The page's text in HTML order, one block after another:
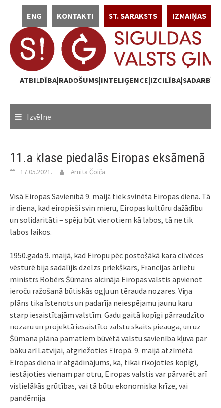
content
IZMAIŅAS
ST. SARAKSTS
KONTAKTI
ENG
Izvēlne
11.a klase piedalās Eiropas eksāmenā
17.05.2021. Arnita Čoiča
Visā Eiropas Savienībā 9. maijā tiek svinēta Eiropas diena. Tā
ir diena, kad eiropieši svin mieru, Eiropas kultūru dažādību
un solidaritāti – spēju būt vienotiem kā labos, tā ne tik
labos laikos.
1950.gada 9. maijā, kad Eiropu pēc postošākā kara cilvēces
vēsturē bija sadalījis dzelzs priekškars, Francijas ārlietu
ministrs Robērs Šūmans aicināja Eiropas valstis apvienot
ieroču ražošanā būtiskās ogļu un tērauda nozares. Viņa
plāns tika īstenots un padarīja neiespējamu jaunu karu
starp iesaistītajām valstīm. Gadu gaitā kopīgi pārraudzīto
nozaru un projektā iesaistīto valstu skaits pieauga, un uz
Šūmana plāna pamatiem būvētā valstu savienība kļuva par
bāku arī Latvijai, atgriežoties Eiropā. 9. maijā atzīmētā
Eiropas diena ir atgādinājums, ka, tikai rīkojoties kopīgi,
iestājoties vienam par otru, Eiropas valstis var pārvarēt arī
vislielākās grūtības, vai tā būtu ekonomiska krīze, vai
pandēmija.